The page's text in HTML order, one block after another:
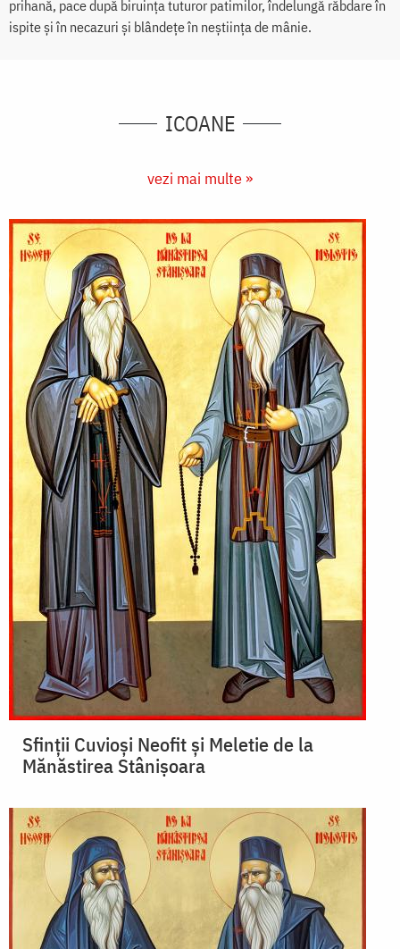
prihană, pace după biruința tuturor patimilor, îndelungă răbdare în
ispite și în necazuri și blândețe în neștiința de mânie.
ICOANE
vezi mai multe »
Sfinții Cuvioși Neofit și Meletie de la
Mănăstirea Stânișoara